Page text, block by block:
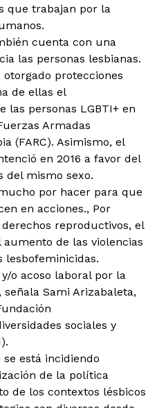
que trabajan por la
cuenta con una
las personas lesbianas.
protecciones
de ellas el
las personas LGBTI+ en
Armadas
(FARC). Asimismo, el
en 2016 a favor del
del mismo sexo.
por hacer para que
en acciones., Por
reproductivos, el
de las violencias
lesbofeminicidas.
o acoso laboral por la
señala Sami Arizabaleta,
sociales y
está incidiendo
de la política
de los contextos lésbicos